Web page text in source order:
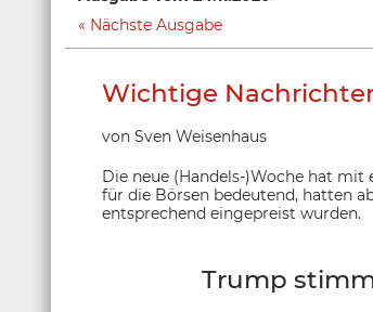
Nächste Ausgabe
Wichtige
von Sven Weisenhaus
Die neue (Handels-)Woche hat
für die Börsen bedeutend, hatten
entsprechend eingepreist wurden.
Trump